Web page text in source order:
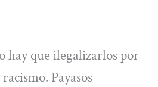
hay que ilegalizarlos por
Payasos